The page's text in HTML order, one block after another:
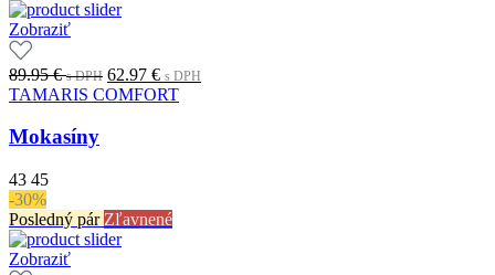
Zobraziť
89.95€s DPH Original
price
62.97 € s DPH
TAMARIS COMFORT
Mokasíny
43 45
-30%
Posledný pár Zľavnené
Zobraziť